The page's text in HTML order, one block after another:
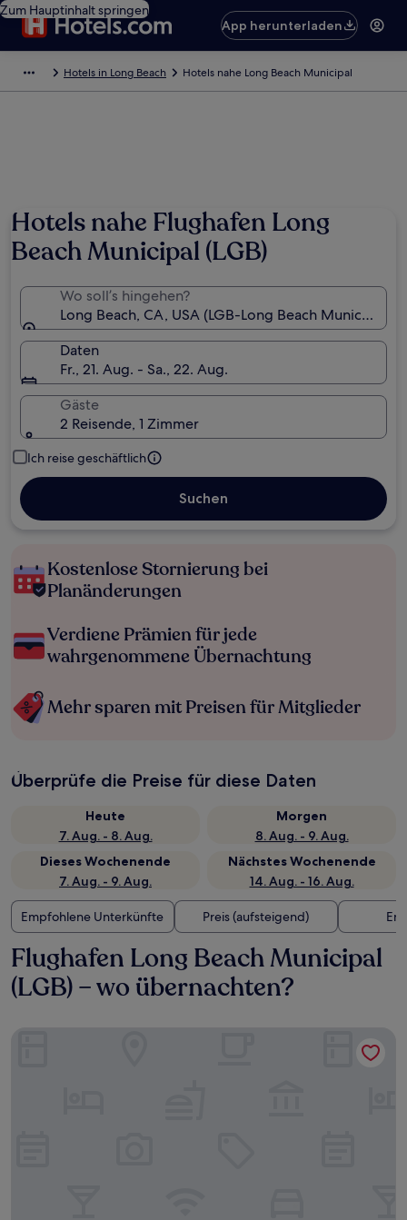
Zum Hauptinhalt springen
App herunterladen
Hotels in Long Beach Hotels nahe Long Beach Municipal
Hotels nahe Flughafen Long
Beach Municipal (LGB)
Wo soll’s hingehen?
Long Beach, CA, USA (LGB-Long Beach Municipal)
Daten
Fr., 21. Aug. - Sa., 22. Aug.
Gäste
2 Reisende, 1 Zimmer
Ich reise geschäftlich
Suchen
Kostenlose Stornierung bei
Planänderungen
Verdiene Prämien für jede
wahrgenommene Übernachtung
Mehr sparen mit Preisen für Mitglieder
Überprüfe die Preise für diese Daten
Heute
7. Aug. - 8. Aug.
Morgen
8. Aug. - 9. Aug.
Dieses Wochenende
7. Aug. - 9. Aug.
Nächstes Wochenende
14. Aug. - 16. Aug.
Empfohlene Unterkünfte Preis (aufsteigend)
Flughafen Long Beach Municipal
(LGB) – wo übernachten?